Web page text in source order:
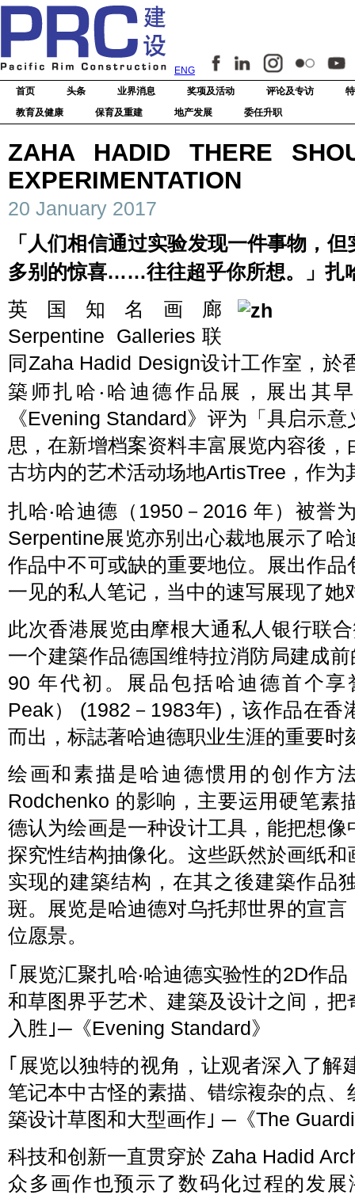
ENG
首页
头条 业界消息 奖项及活动 评论及专访
教育及健康
保育及重建 地产发展 委任升职
ZAHA HADID THERE
EXPERIMENTATION
20 January 2017
「人们相信通过实验发现一件事物，
多别的惊喜……往往超乎你所想。」扎
英国知名画廊
Serpentine Galleries联
同Zaha Hadid Design设计工作室，於
築师扎哈‧哈迪德作品展，展出其
《Evening Standard》评为「具启示
思，在新增档案资料丰富展览内容後
古坊内的艺术活动场地ArtisTree，作
扎哈‧哈迪德（1950－2016 年）被誉
Serpentine展览亦别出心裁地展示了
作品中不可或缺的重要地位。展出作
一见的私人笔记，当中的速写展现了
此次香港展览由摩根大通私人银行联
一个建築作品德国维特拉消防局建成
90 年代初。展品包括哈迪德首个
Peak） (1982－1983年)，该作品在
而出，标誌著哈迪德职业生涯的重要时
绘画和素描是哈迪德惯用的创作方
Rodchenko 的影响，主要运用硬笔素
德认为绘画是一种设计工具，能把想
探究性结构抽像化。这些跃然於画纸
实现的建築结构，在其之後建築作品
斑。展览是哈迪德对乌托邦世界的宣
位愿景。
｢展览汇聚扎哈‧哈迪德实验性的2D作
和草图界乎艺术、建築及设计之间，
入胜｣─《Evening Standard》
｢展览以独特的视角，让观者深入了解
笔记本中古怪的素描、错综複杂的点
築设计草图和大型画作｣ ─《The
科技和创新一直贯穿於 Zaha Hadid
众多画作也预示了数码化过程的发